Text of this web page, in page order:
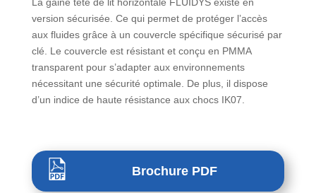
version sécurisée. Ce qui permet de protéger l’accès
aux fluides grâce à un couvercle spécifique sécurisé par
clé. Le couvercle est résistant et conçu en PMMA
transparent pour s’adapter aux environnements
nécessitant une sécurité optimale. De plus, il dispose
d’un indice de haute résistance aux chocs IK07.
Brochure PDF